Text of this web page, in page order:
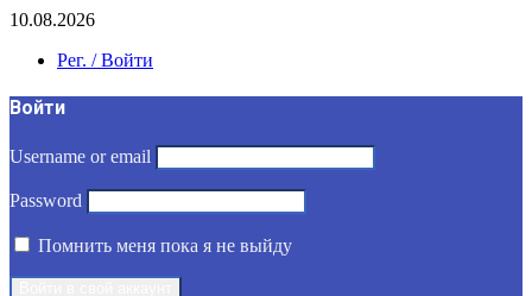
10.08.2026
Рег. / Войти
Войти
Username or email
Password
Помнить меня пока я не выйду